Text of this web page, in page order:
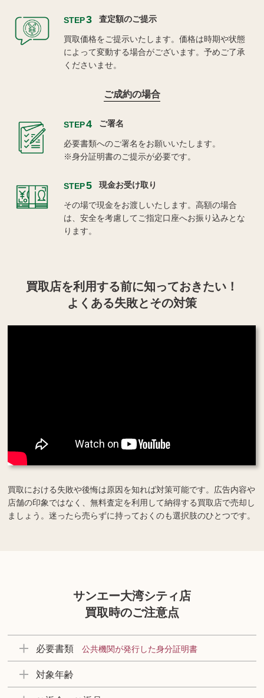
STEP3 査定額のご提示
買取価格をご提示いたします。価格は時期や状態
によって変動する場合がございます。予めご了承
くださいませ。
ご成約の場合
STEP4 ご署名
必要書類へのご署名をお願いいたします。
※身分証明書のご提示が必要です。
STEP5 現金お受け取り
その場で現金をお渡しいたします。高額の場合
は、安全を考慮してご指定口座へお振り込みとな
ります。
買取店を利用する前に知っておきたい！
よくある失敗とその対策
買取における失敗や後悔は原因を知れば対策可能です。広告内容や
店舗の印象ではなく、無料査定を利用して納得する買取店で売却し
ましょう。迷ったら売らずに持っておくのも選択肢のひとつです。
サンエー大湾シティ店
買取時のご注意点
必要書類 公共機関が発行した身分証明書
対象年齢